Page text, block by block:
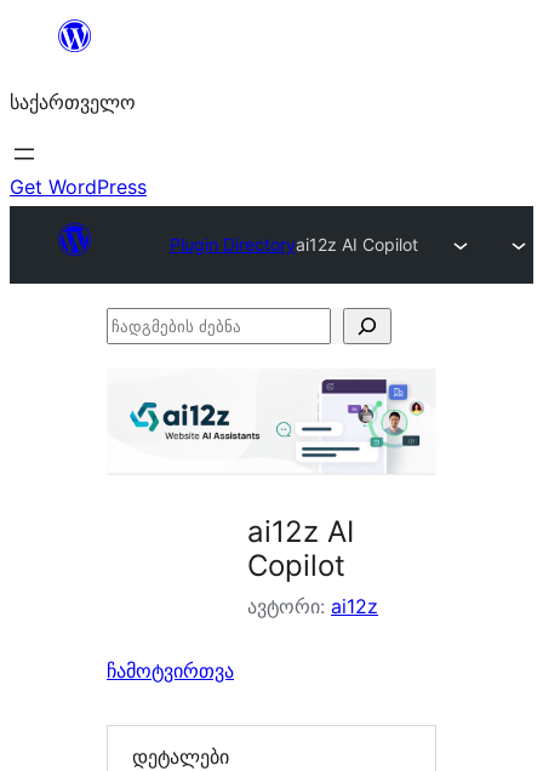
შიგთავსზე
საქართველო
Get WordPress
Plugin Directoryai12z AI Copilot
ჩადგმების
ai12z AI
Copilot
ავტორი: ai12z
ჩამოტვირთვა
დეტალები